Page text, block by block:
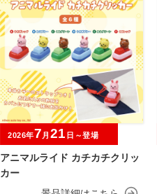
アニマルライド カチカチクリッ
カー
2026年7 月 21 日～登場